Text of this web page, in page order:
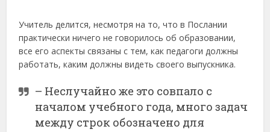
Учитель делится, несмотря на то, что в Послании
практически ничего не говорилось об образовании,
все его аспекты связаны с тем, как педагоги должны
работать, каким должны видеть своего выпускника.
– Неслучайно же это совпало с
началом учебного года, много задач
между строк обозначено для